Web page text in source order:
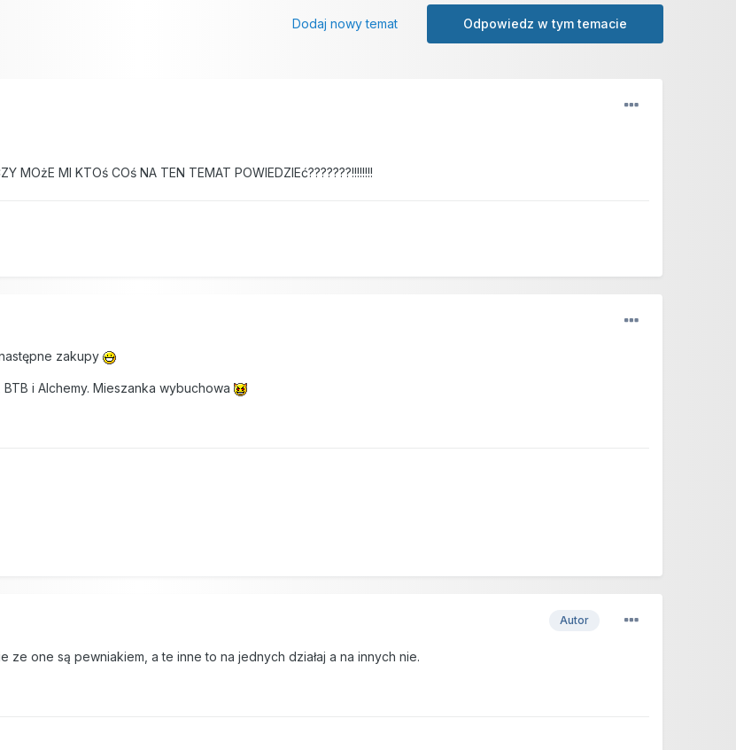
Odpowiedz w tym temacie
Dodaj nowy temat
MOżE MI KTOś COś NA TEN TEMAT POWIEDZIEć???????!!!!!!!!
zakupy
i Alchemy. Mieszanka wybuchowa
Autor
one są pewniakiem, a te inne to na jednych działaj a na innych nie.